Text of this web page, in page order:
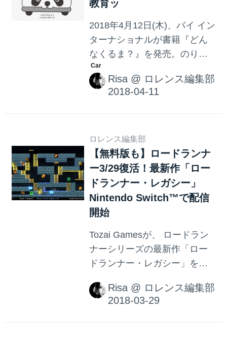
教育ッ
2018年4月12日(木)、パイ イン
ターナショナルが書籍『どん
なくるま？』を発売。のりも
の大好きロレンス読者のみな
さま、特に赤ちゃんがいらっ
しゃる方、必見です。
Risa @ ロレンス編集部
ロレンス編集部
【無料版も】ロードランナ
ー3/29復活！最新作「ロー
ドランナー・レガシー」
Nintendo Switch™で配信
開始
Tozai Gamesが、 ロードラン
ナーシリーズの最新作「ロー
ドランナー・レガシー」を
Nintendo Switch™ にて配信ス
タート。無料体験版も同時配
Risa @ ロレンス編集部